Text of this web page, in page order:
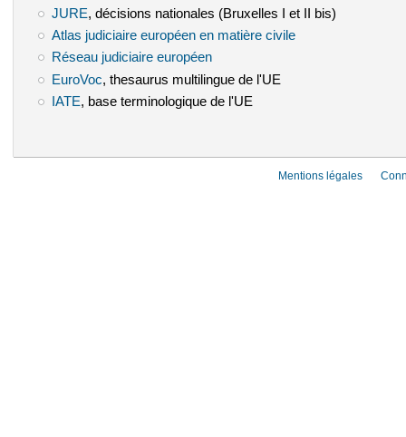
JURE (le lien est externe)
, décisions nationales (Bruxelles I et II bis)
Atlas judiciaire européen en matière civile(le lien est externe)
Réseau judiciaire européen(le lien est externe)
EuroVoc (le lien est externe)
, thesaurus multilingue de l'UE
IATE (le lien est externe)
, base terminologique de l'UE
Mentions légales